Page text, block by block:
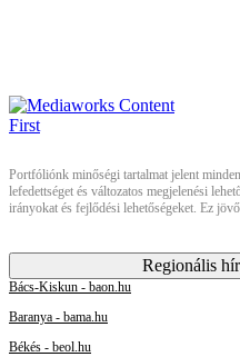
Portfóliónk minőségi tartalmat jelent
lefedettséget és változatos megjelenési
irányokat és fejlődési lehetőségeket. Ez
Regionális
Bács-Kiskun - baon.hu
Baranya - bama.hu
Békés - beol.hu